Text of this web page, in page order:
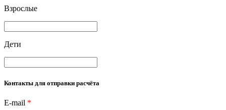
Взрослые
Дети
Контакты для отправки расчёта
E-mail *